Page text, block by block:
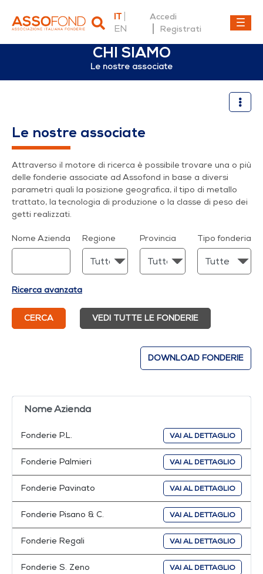
IT
EN
Accedi
Registrati
CHI SIAMO
Le nostre associate
Le nostre associate
Attraverso il motore di ricerca è possibile trovare una o più
delle fonderie associate ad Assofond in base a diversi
parametri quali la posizione geografica, il tipo di metallo
trattato, la tecnologia di produzione o la classe di peso dei
getti realizzati.
Nome Azienda Regione Provincia Tipo fonderia
Ricerca avanzata
CERCA VEDI TUTTE LE FONDERIE
DOWNLOAD FONDERIE
Nome Azienda
Fonderie P.L. VAI AL DETTAGLIO
Fonderie Palmieri VAI AL DETTAGLIO
Fonderie Pavinato VAI AL DETTAGLIO
Fonderie Pisano & C. VAI AL DETTAGLIO
Fonderie Regali VAI AL DETTAGLIO
Fonderie S. Zeno VAI AL DETTAGLIO